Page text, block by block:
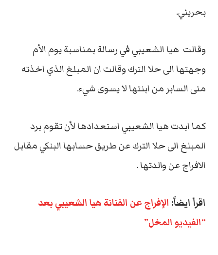
بحريني.
وقالت هيا الشعيبي في رسالة بمناسبة يوم الأم
وجهتها الى حلا الترك وقالت ان المبلغ الذي اخذته
منى السابر من ابنتها لا يسوى شيء.
كما ابدت هيا الشعيبي استعدادها لأن تقوم برد
المبلغ الى حلا الترك عن طريق حسابها البنكي مقابل
الافراج عن والدتها .
اقرأ ايضاً: الإفراج عن الفنانة هيا الشعيبي بعد
“الفيديو المخل”